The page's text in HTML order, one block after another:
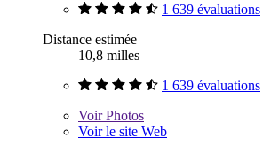
1 639 évaluations
Distance estimée
10,8 milles
1 639 évaluations
VoirPhotos
Voir le site Web